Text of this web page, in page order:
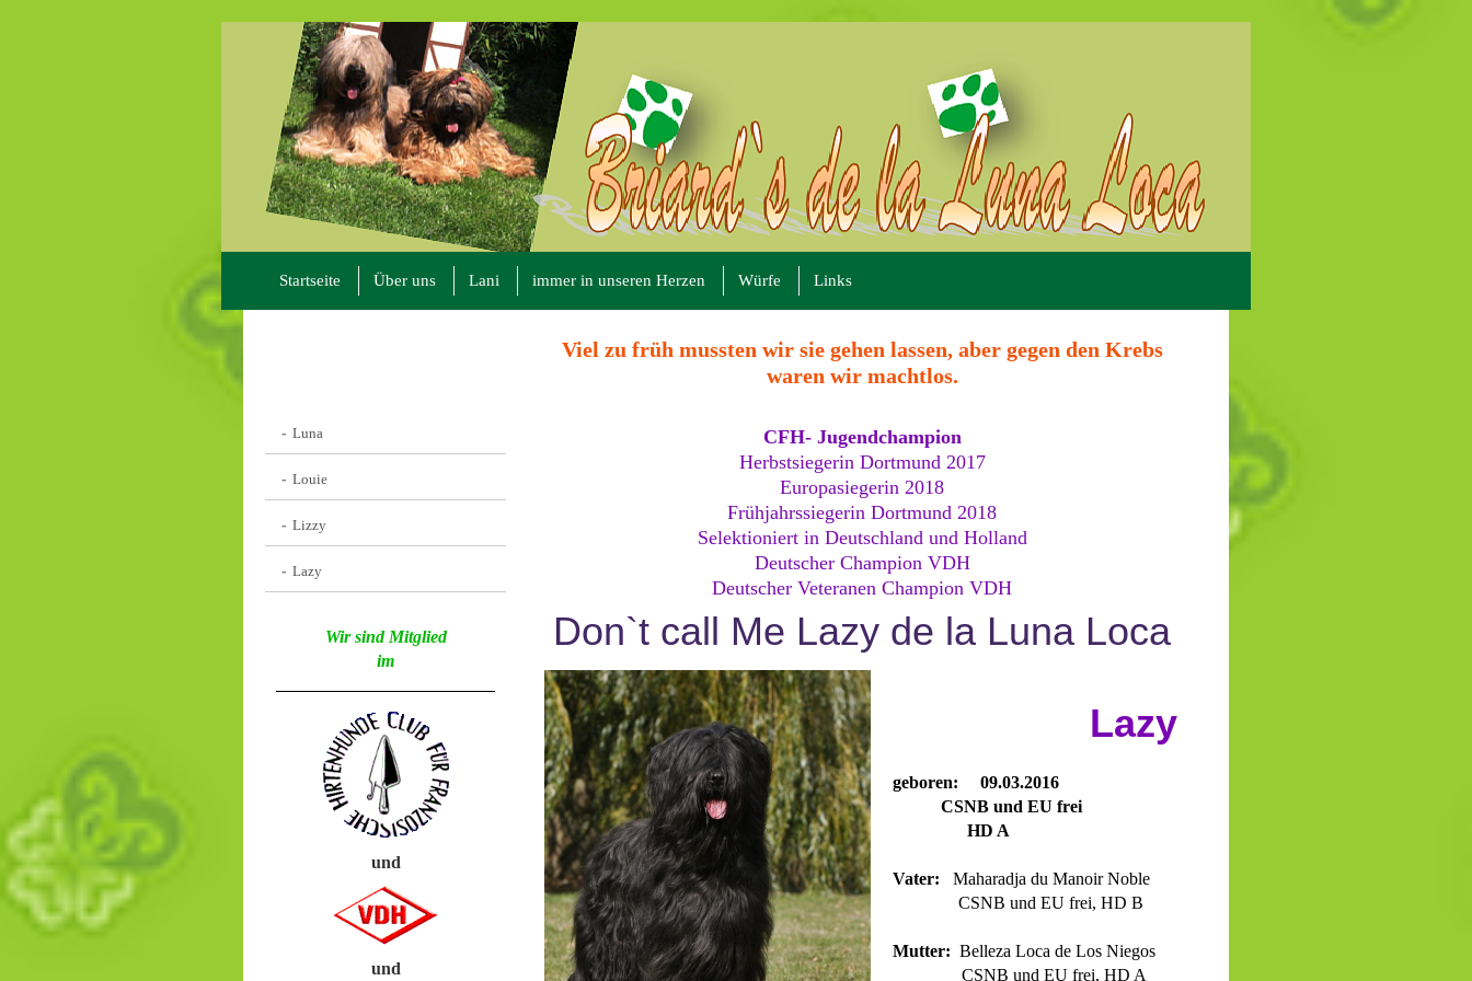
Startseite Über uns Lani immer in unseren Herzen Würfe Links
Luna
Louie
Lizzy
Lazy
Wir sind Mitglied
im
und
und
Viel zu früh mussten wir sie gehen lassen, aber gegen den Krebs
waren wir machtlos.
CFH- Jugendchampion
Herbstsiegerin Dortmund 2017
Europasiegerin 2018
Frühjahrssiegerin Dortmund 2018
Selektioniert in Deutschland und Holland
Deutscher Champion VDH
Deutscher Veteranen Champion VDH
Don`t call Me Lazy de la Luna Loca
Lazy
geboren: 09.03.2016
CSNB und EU frei
HD A
Vater:
Maharadja du Manoir Noble
CSNB und EU frei, HD B
Mutter: Belleza Loca de Los Niegos
CSNB und EU frei, HD A